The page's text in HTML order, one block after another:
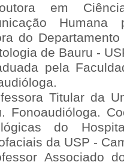
em
Humana
do
de Bauru -
pela
Titular da
Fonoaudióloga.
do
da USP -
Associado